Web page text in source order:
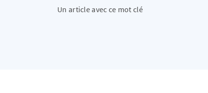
Un article avec ce mot clé